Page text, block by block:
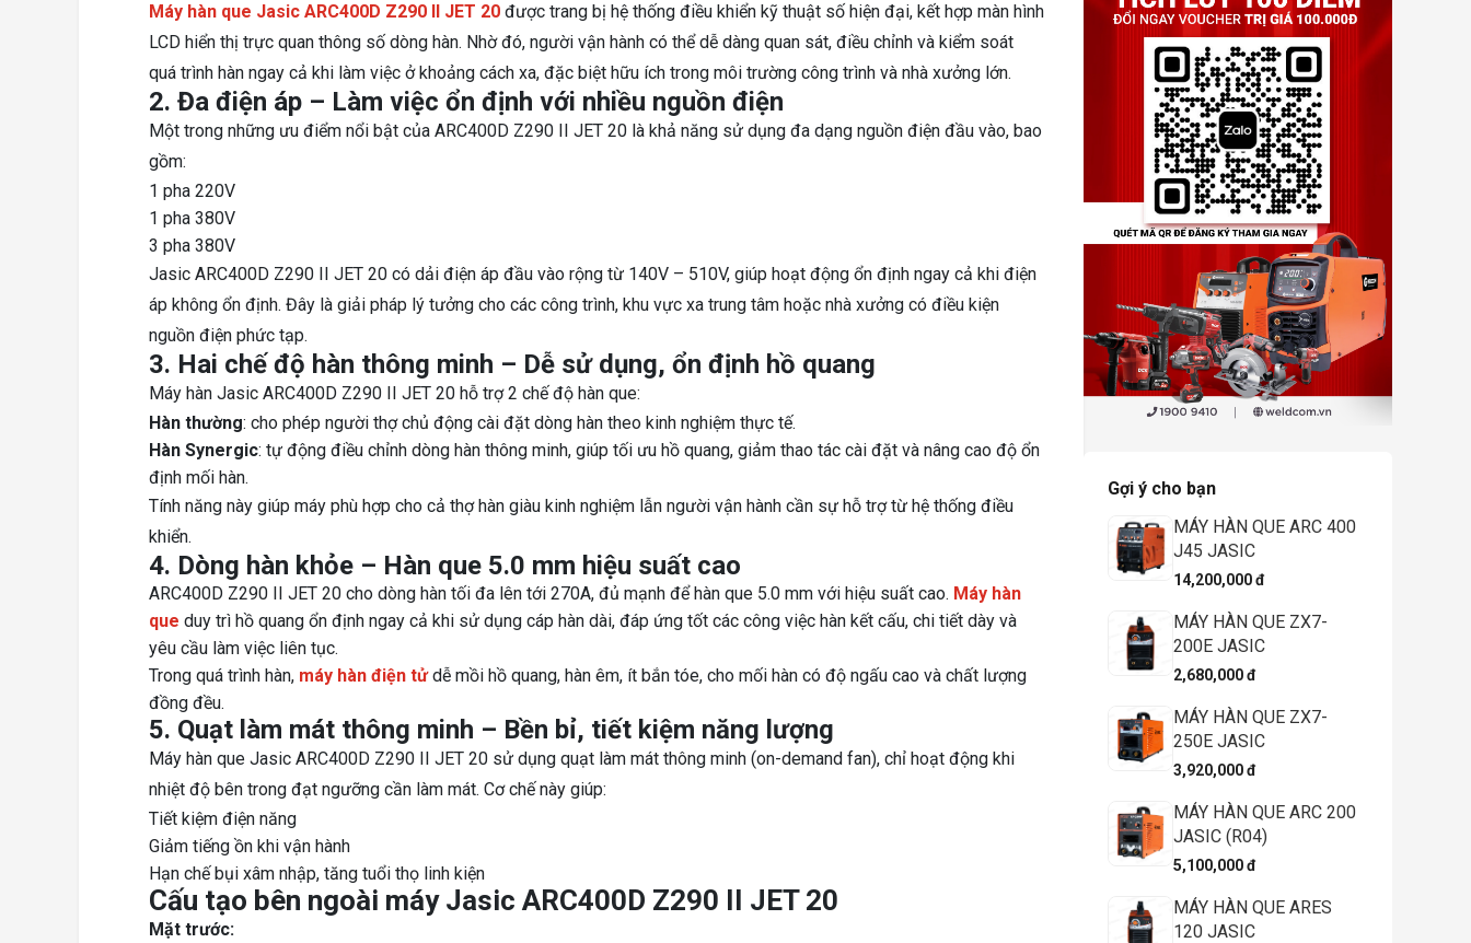
Máy hàn que Jasic ARC400D Z290 II JET 20 được trang bị hệ thống điều khiển kỹ thuật số hiện đại, kết hợp màn hình
LCD hiển thị trực quan thông số dòng hàn. Nhờ đó, người vận hành có thể dễ dàng quan sát, điều chỉnh và kiểm soát
quá trình hàn ngay cả khi làm việc ở khoảng cách xa, đặc biệt hữu ích trong môi trường công trình và nhà xưởng lớn.
2. Đa điện áp – Làm việc ổn định với nhiều nguồn điện
Một trong những ưu điểm nổi bật của ARC400D Z290 II JET 20 là khả năng sử dụng đa dạng nguồn điện đầu vào, bao
gồm:
1 pha 220V
1 pha 380V
3 pha 380V
Jasic ARC400D Z290 II JET 20 có dải điện áp đầu vào rộng từ 140V – 510V, giúp hoạt động ổn định ngay cả khi điện
áp không ổn định. Đây là giải pháp lý tưởng cho các công trình, khu vực xa trung tâm hoặc nhà xưởng có điều kiện
nguồn điện phức tạp.
3. Hai chế độ hàn thông minh – Dễ sử dụng, ổn định hồ quang
Máy hàn Jasic ARC400D Z290 II JET 20 hỗ trợ 2 chế độ hàn que:
Hàn thường: cho phép người thợ chủ động cài đặt dòng hàn theo kinh nghiệm thực tế.
Hàn Synergic: tự động điều chỉnh dòng hàn thông minh, giúp tối ưu hồ quang, giảm thao tác cài đặt và nâng cao độ ổn
định mối hàn.
Tính năng này giúp máy phù hợp cho cả thợ hàn giàu kinh nghiệm lẫn người vận hành cần sự hỗ trợ từ hệ thống điều
khiển.
4. Dòng hàn khỏe – Hàn que 5.0 mm hiệu suất cao
ARC400D Z290 II JET 20 cho dòng hàn tối đa lên tới 270A, đủ mạnh để hàn que 5.0 mm với hiệu suất cao. Máy hàn
que duy trì hồ quang ổn định ngay cả khi sử dụng cáp hàn dài, đáp ứng tốt các công việc hàn kết cấu, chi tiết dày và
yêu cầu làm việc liên tục.
Trong quá trình hàn, máy hàn điện tửdễ mồi hồ quang, hàn êm, ít bắn tóe, cho mối hàn có độ ngấu cao và chất lượng
đồng đều.
5. Quạt làm mát thông minh – Bền bỉ, tiết kiệm năng lượng
Máy hàn que Jasic ARC400D Z290 II JET 20 sử dụng quạt làm mát thông minh (on-demand fan), chỉ hoạt động khi
nhiệt độ bên trong đạt ngưỡng cần làm mát. Cơ chế này giúp:
Tiết kiệm điện năng
Giảm tiếng ồn khi vận hành
Hạn chế bụi xâm nhập, tăng tuổi thọ linh kiện
Cấu tạo bên ngoài máy Jasic ARC400D Z290 II JET 20
Mặt trước:
Gợi ý cho bạn
MÁY HÀN QUE ARC 400
J45 JASIC
14,200,000 đ
MÁY HÀN QUE ZX7-
200E JASIC
2,680,000 đ
MÁY HÀN QUE ZX7-
250E JASIC
3,920,000 đ
MÁY HÀN QUE ARC 200
JASIC (R04)
5,100,000 đ
MÁY HÀN QUE ARES
120 JASIC